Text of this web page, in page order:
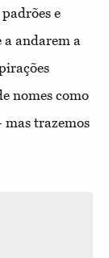
e
a andarem a
nomes como
trazemos